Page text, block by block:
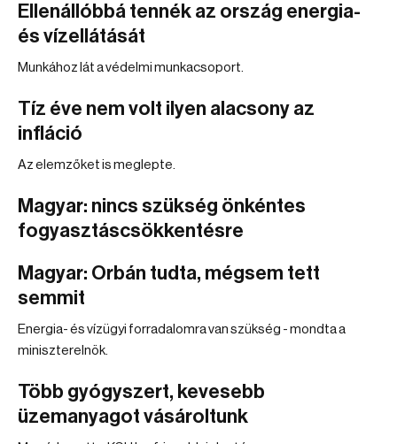
Ellenállóbbá tennék az ország energia-
és vízellátását
Munkához lát a védelmi munkacsoport.
Tíz éve nem volt ilyen alacsony az
infláció
Az elemzőket is meglepte.
Magyar: nincs szükség önkéntes
fogyasztáscsökkentésre
Magyar: Orbán tudta, mégsem tett
semmit
Energia- és vízügyi forradalomra van szükség - mondta a
miniszterelnök.
Több gyógyszert, kevesebb
üzemanyagot vásároltunk